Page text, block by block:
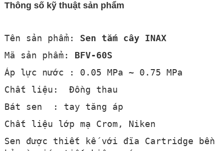
Thông số kỹ thuật sản phẩm
Tên sản phẩm: Sen tắm cây INAX
Mã sản phẩm: BFV-60S
Áp lực nước : 0.05 MPa ~ 0.75 MPa
Chất liệu: Đồng thau
Bát sen : tay tăng áp
Chất liệu lớp mạ Crom, Niken
Sen được thiết kế với đĩa Cartridge bền